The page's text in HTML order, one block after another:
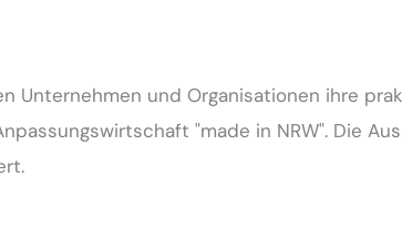
Unternehmen und Organisationen ihre
"made in NRW". Die